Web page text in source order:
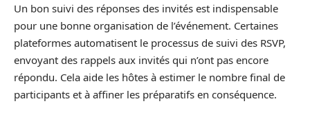
Un bon suivi des réponses des invités est indispensable
pour une bonne organisation de l’événement. Certaines
plateformes automatisent le processus de suivi des RSVP,
envoyant des rappels aux invités qui n’ont pas encore
répondu. Cela aide les hôtes à estimer le nombre final de
participants et à affiner les préparatifs en conséquence.